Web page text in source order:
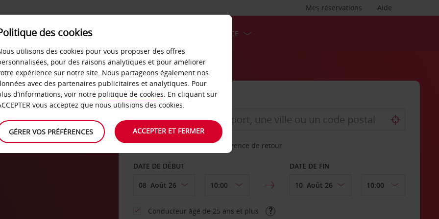
Aide
Mes réservations
SERVICES &
LOCATION
LIBRE-SERVICE
AGENCE DE DÉPART
Sélectionnez une autre agence de retour
DATE DE DÉBUT DATE DE FIN
Conducteur âgé de 25 ans et plus
des cookies
utilisons des cookies pour vous proposer des offres
pour des raisons analytiques et pour améliorer
expérience sur notre site. Nous partageons également nos
avec des partenaires publicitaires et analytiques. Pour
d’informations, voir notre politique de cookies. En cliquant sur
vous acceptez que nous utilisions des cookies.
GÉRER VOS PRÉFÉRENCES ACCEPTER ET FERMER